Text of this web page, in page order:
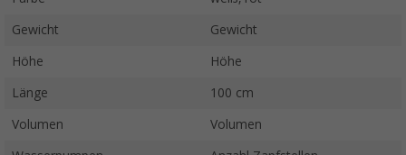
Gewicht Gewicht
Höhe Höhe
Länge 100 cm
Volumen Volumen